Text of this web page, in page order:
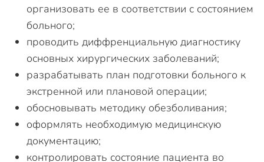
организовать ее в соответствии с состоянием
больного;
проводить диффренциальную диагностику
основных хирургических заболеваний;
разрабатывать план подготовки больного к
экстренной или плановой операции;
обосновывать методику обезболивания;
оформлять необходимую медицинскую
документацию;
контролировать состояние пациента во